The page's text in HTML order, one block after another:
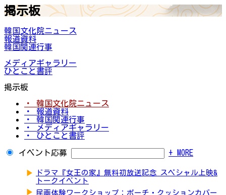
掲示板
韓国文化院ニュース
報道資料
韓国関連行事
メディアギャラリー
ひとこと書評
掲示板
・ 韓国文化院ニュース
・ 報道資料
・ 韓国関連行事
・ メディアギャラリー
・ ひとこと書評
イベント応募 + MORE
▶
ドラマ『女王の家』無料初放送記念 スペシャル上映&
トークイベント
▶ 民画体験ワークショップ：ポーチ・クッションカバー